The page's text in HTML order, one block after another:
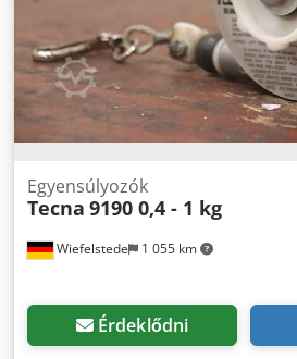
Wiefelstede 1 055 km
Egyensúlyozók
Tecna 9190 0,4 - 1 kg
Érdeklődni